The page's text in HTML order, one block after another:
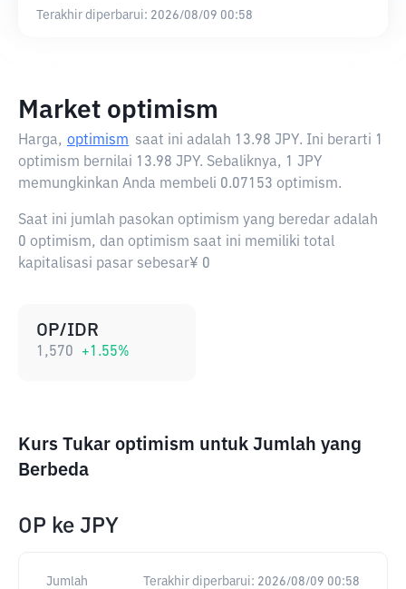
Terakhir diperbarui: 2026/08/09 00:58
Market optimism
Harga, optimism saat ini adalah 13.98 JPY. Ini berarti 1
optimism bernilai 13.98 JPY. Sebaliknya, 1 JPY
memungkinkan Anda membeli 0.07153 optimism.
Saat ini jumlah pasokan optimism yang beredar adalah
0 optimism, dan optimism saat ini memiliki total
kapitalisasi pasar sebesar¥ 0
OP/IDR
1,570 +1.55%
Kurs Tukar optimism untuk Jumlah yang
Berbeda
OP ke JPY
Jumlah Terakhir diperbarui: 2026/08/09 00:58